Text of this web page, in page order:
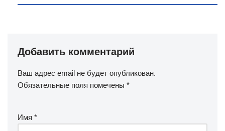
Добавить комментарий
Ваш адрес email не будет опубликован.
Обязательные поля помечены *
Имя *